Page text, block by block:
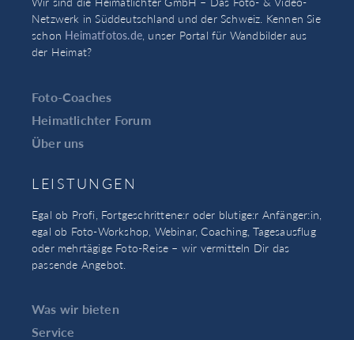
Netzwerk in Süddeutschland und der Schweiz. Kennen Sie
schon Heimatfotos.de, unser Portal für Wandbilder aus
der Heimat?
Foto-Coaches
Heimatlichter Forum
Über uns
LEISTUNGEN
Egal ob Profi, Fortgeschrittene:r oder blutige:r Anfänger:in,
egal ob Foto-Workshop, Webinar, Coaching, Tagesausflug
oder mehrtägige Foto-Reise – wir vermitteln Dir das
passende Angebot.
Was wir bieten
Service